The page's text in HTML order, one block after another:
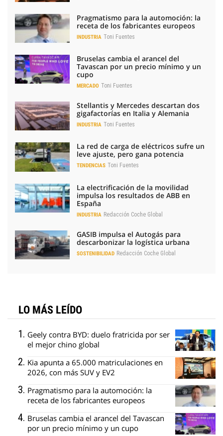
Pragmatismo para la automoción: la
receta de los fabricantes europeos
INDUSTRIA Toni Fuentes
Bruselas cambia el arancel del
Tavascan por un precio mínimo y un
cupo
MERCADO Toni Fuentes
Stellantis y Mercedes descartan dos
gigafactorías en Italia y Alemania
INDUSTRIA Toni Fuentes
La red de carga de eléctricos sufre un
leve ajuste, pero gana potencia
TENDENCIAS Toni Fuentes
La electrificación de la movilidad
impulsa los resultados de ABB en
España
INDUSTRIA Redacción Coche Global
GASIB impulsa el Autogás para
descarbonizar la logística urbana
SOSTENIBILIDAD Redacción Coche Global
LO MÁS LEÍDO
Geely contra BYD: duelo fratricida por ser
el mejor chino global
Kia apunta a 65.000 matriculaciones en
2026, con más SUV y EV2
Pragmatismo para la automoción: la
receta de los fabricantes europeos
Bruselas cambia el arancel del Tavascan
por un precio mínimo y un cupo